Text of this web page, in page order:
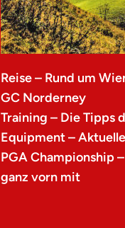
Reise – Rund um
GC Norderney
Training – Die Tipps
Equipment –
PGA Championship
ganz vorn mit